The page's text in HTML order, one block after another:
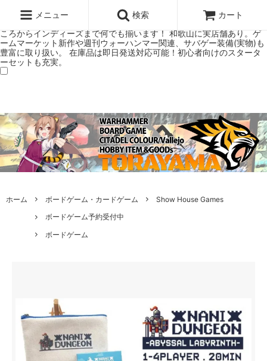
ミアムショップTORAYAMA。通販・オンラインショップです！ ウォー
ハンマーとボードゲームのことなら当店へ！ボードゲームもメジャーど
ころからインディーズまで何でも揃います！ 和歌山に実店舗あり。ゲ
ームマーケット新作や週刊ウォーハンマー関連、サバゲー装備(実物)も
豊富に取り扱い。 在庫品は即日発送対応可能！初心者向けのスタータ
ーセットも充実。
メニュー 検索 カート
ホーム ボードゲーム・カードゲーム
Show House Games
ボードゲーム予約受付中
ボードゲーム